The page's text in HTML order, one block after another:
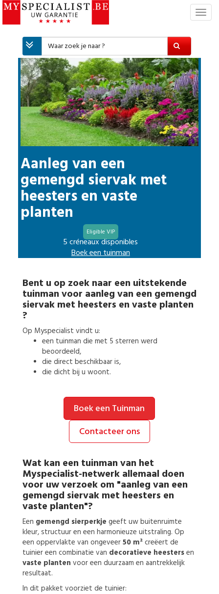
T
l
Aanleg van een
gemengd siervak met
heesters en vaste
planten
Eligible VIP
5 créneaux disponibles
Boek een tuinman
Bent u op zoek naar een uitstekende
tuinman voor aanleg van een gemengd
siervak met heesters en vaste planten
?
Op Myspecialist vindt u:
een tuinman die met 5 sterren werd
beoordeeld,
die direct beschikbaar is,
die dicht bij u woont.
Boek een Tuinman
Contacteer ons
Wat kan een tuinman van het
Myspecialist-netwerk allemaal doen
voor uw verzoek om "aanleg van een
gemengd siervak met heesters en
vaste planten"?
Een gemengd sierperkje geeft uw buitenruimte
kleur, structuur en een harmonieuze uitstraling. Op
een oppervlakte van ongeveer50 m²creëert de
tuinier een combinatie van decoratieve heestersen
vaste planten voor een duurzaam en aantrekkelijk
resultaat.
In dit pakket voorziet de tuinier: